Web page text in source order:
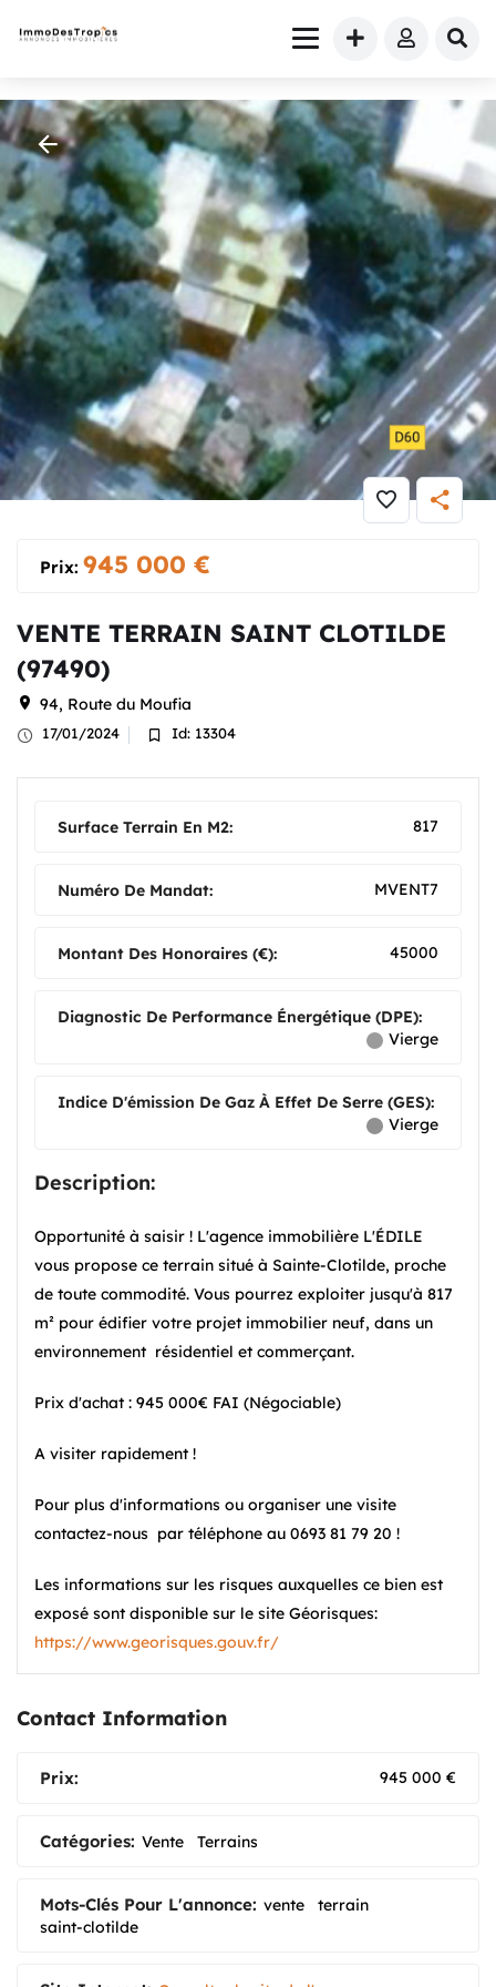
Maison» VENTE TERRAIN SAINT CLOTILDE (97490)
Prix: 945 000 €
VENTE TERRAIN SAINT CLOTILDE
(97490)
94, Route du Moufia
17/01/2024 Id: 13304
Surface Terrain En M2: 817
Numéro De Mandat: MVENT7
Montant Des Honoraires (€): 45000
Diagnostic De Performance Énergétique (DPE):
Vierge
Indice D'émission De Gaz À Effet De Serre (GES):
Vierge
Description:
Opportunité à saisir ! L'agence immobilière L'ÉDILE
vous propose ce terrain situé à Sainte-Clotilde, proche
de toute commodité. Vous pourrez exploiter jusqu'à 817
m² pour édifier votre projet immobilier neuf, dans un
environnement résidentiel et commerçant.
Prix d'achat : 945 000€ FAI (Négociable)
A visiter rapidement !
Pour plus d'informations ou organiser une visite
contactez-nous par téléphone au 0693 81 79 20 !
Les informations sur les risques auxquelles ce bien est
exposé sont disponible sur le site Géorisques:
https://www.georisques.gouv.fr/
Contact Information
Prix: 945 000 €
Catégories: Vente Terrains
Mots-Clés Pour L'annonce: vente
terrain
saint-clotilde